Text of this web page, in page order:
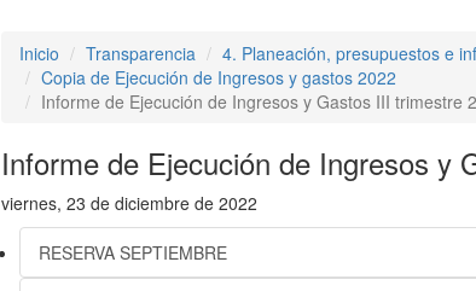
Inicio Transparencia 4. Planeación, presupuestos e
Copia de Ejecución de Ingresos y gastos 2022
Informe de Ejecución de Ingresos y Gastos III trimestre
Informe de Ejecución de Ingresos y
viernes, 23 de diciembre de 2022
RESERVA SEPTIEMBRE